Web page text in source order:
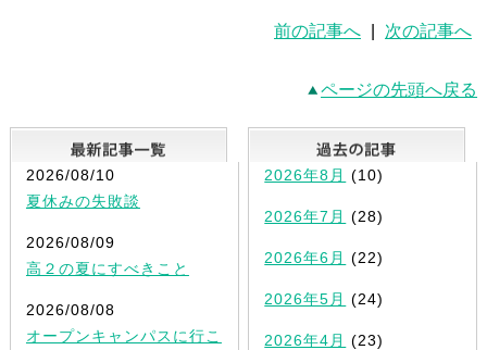
前の記事へ 次の記事へ
ページの先頭へ戻る
最新記事一覧
2026/08/10
夏休みの失敗談
2026/08/09
高２の夏にすべきこと
2026/08/08
オープンキャンパスに行こ
2026年8月 (10)
2026年7月 (28)
2026年6月 (22)
2026年5月 (24)
2026年4月 (23)